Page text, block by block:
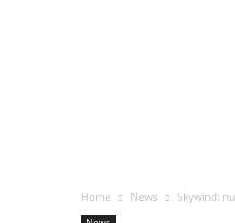
Home News Skywind: